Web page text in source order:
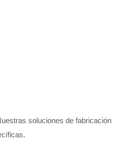
soluciones de fabricación